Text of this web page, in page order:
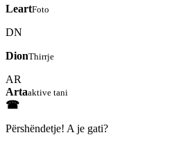
LeartFoto
DN
DionThirrje
AR
Artaaktive tani
☎
Përshëndetje! A je gati?